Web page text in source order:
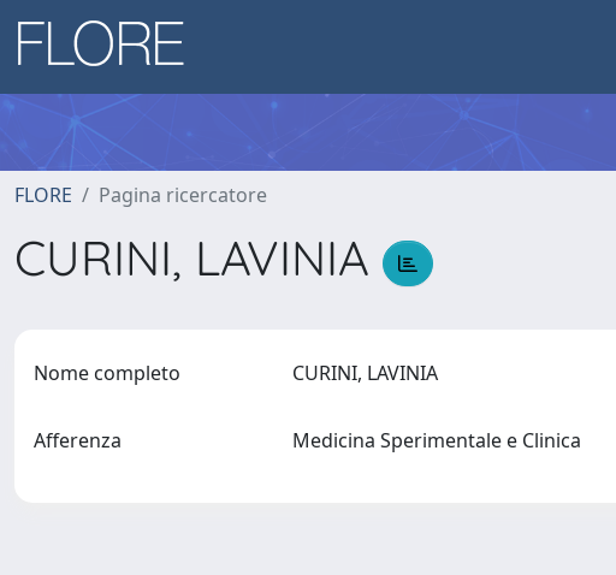
FLORE Pagina ricercatore
CURINI, LAVINIA
Nome completo CURINI, LAVINIA
Afferenza Medicina Sperimentale e Clinica